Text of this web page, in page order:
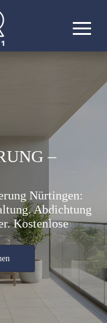
–
Nürtingen:
Abdichtung
Kostenlose